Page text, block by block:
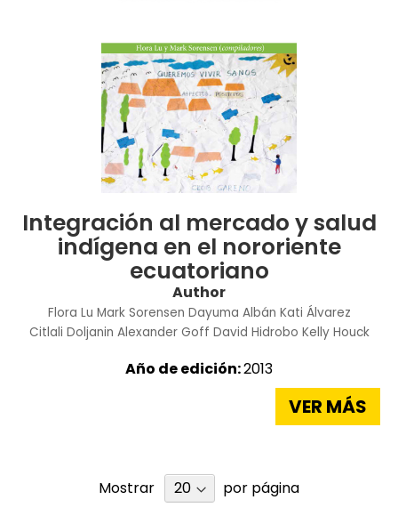
Integración al mercado y salud
indígena en el nororiente
ecuatoriano
Author
Flora Lu Mark Sorensen Dayuma Albán Kati Álvarez
Citlali Doljanin Alexander Goff David Hidrobo Kelly Houck
Año de edición:2013
VER MÁS
Mostrar por página